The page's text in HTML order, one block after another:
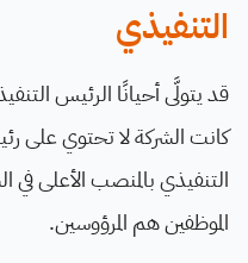
التنفيذي
قد يتولَّى أحيانًا الرئيس
كانت الشركة لا تحتوي على
التنفيذي بالمنصب الأعلى في
الموظفين هم المرؤوسين.